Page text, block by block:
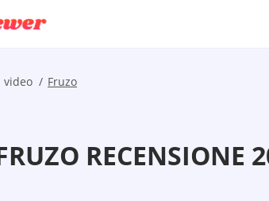
video Fruzo
RECENSIONE